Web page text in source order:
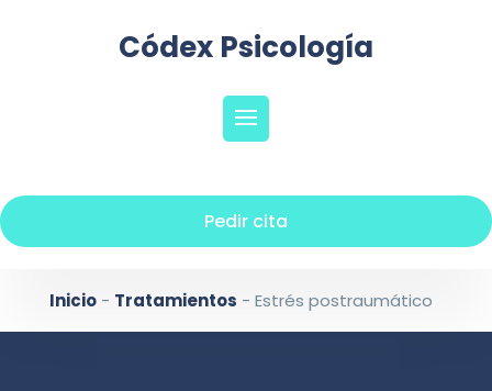
Códex Psicología
Pedir cita
Inicio- Tratamientos - Estrés postraumático